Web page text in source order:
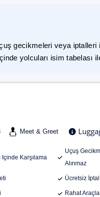
gecikmeleri veya iptalleri
yolcuları isim tabelası
Meet & Greet
Içinde Karşılama
Uçuş
Alınmaz
Ücretsiz
Rahat